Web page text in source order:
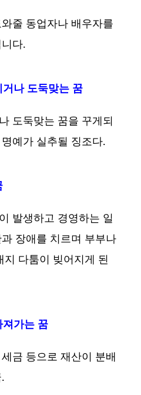
줄 동업자나 배우자를
다.
나 도둑맞는 꿈
도둑맞는 꿈을 꾸게되
예가 실추될 징조다.
발생하고 경영하는 일
장애를 치르며 부부나
다툼이 빚어지게 된
가는 꿈
금 등으로 재산이 분배